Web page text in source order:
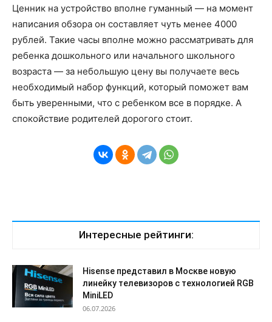
Ценник на устройство вполне гуманный — на момент
написания обзора он составляет чуть менее 4000
рублей. Такие часы вполне можно рассматривать для
ребенка дошкольного или начального школьного
возраста — за небольшую цену вы получаете весь
необходимый набор функций, который поможет вам
быть уверенными, что с ребенком все в порядке. А
спокойствие родителей дорогого стоит.
Интересные рейтинги:
Hisense представил в Москве новую
линейку телевизоров с технологией RGB
MiniLED
06.07.2026